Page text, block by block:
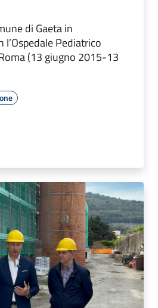
di Gaeta in
Pediatrico
(13 giugno 2015-13